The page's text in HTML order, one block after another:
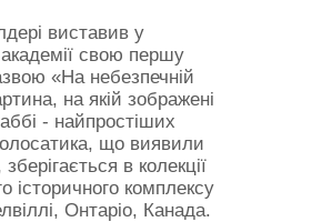
виставив у
академії свою першу
«На небезпечній
на якій зображені
- найпростіших
що виявили
в колекції
історичного комплексу
Онтаріо, Канада.